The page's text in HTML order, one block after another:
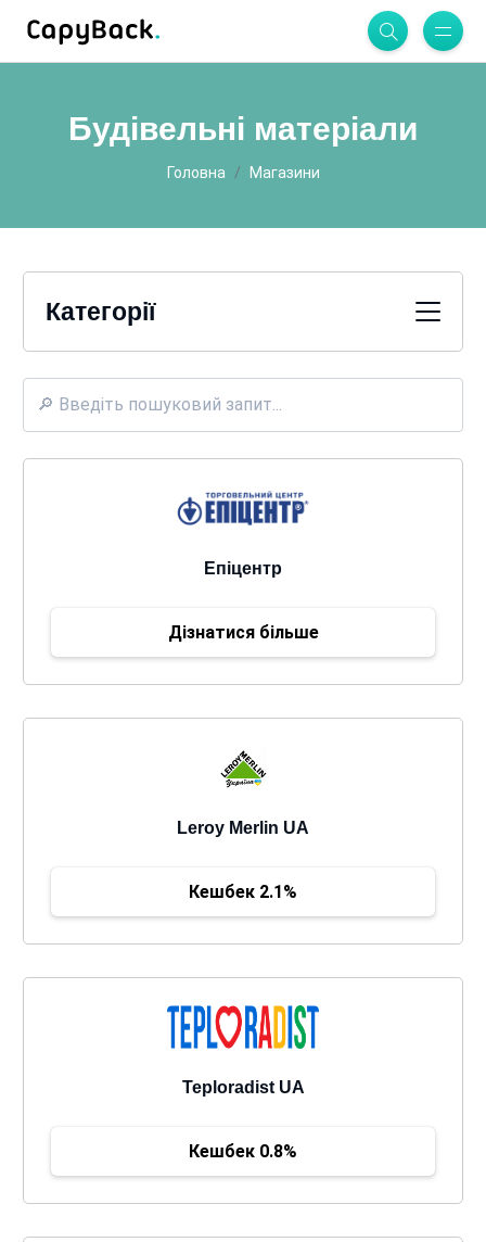
Будівельні матеріали
Головна Магазини
Категорії
Епіцентр
Дізнатися більше
Leroy Merlin UA
Кешбек 2.1%
Teploradist UA
Кешбек 0.8%